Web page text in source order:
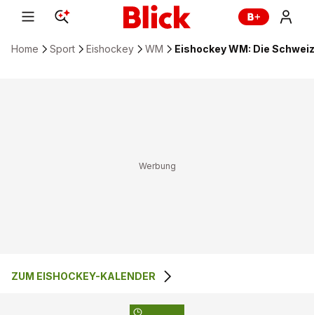
Home Sport Eishockey WM Eishockey WM: Die
ZUM EISHOCKEY-KALENDER